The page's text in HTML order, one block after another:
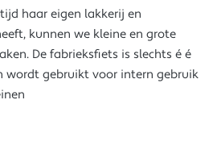
haar eigen lakkerij en
kunnen we kleine en grote
De fabrieksfiets is slechts é é
wordt gebruikt voor intern gebruik